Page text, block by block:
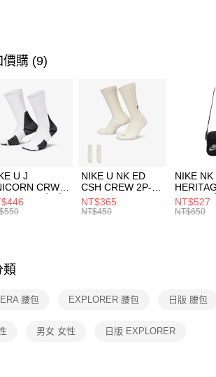
價購 (9)
U J
CRW
-160 男女 中
FZ3393100
NIKE U NK ED
CSH CREW 2P-
144 EMBRDY 男
女 短統襪
NT$365
NT$450
NIKE NK
SMIT 男
NT$527
NT$650
類
腰包 EXPLORER 腰包 日版 腰包
男女 女性 日版 EXPLORER